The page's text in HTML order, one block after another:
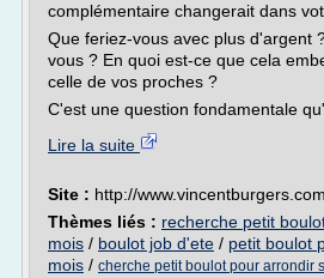
complémentaire changerait dans
Que feriez-vous avec plus d'argent
vous ? En quoi est-ce que cela
celle de vos proches ?
C'est une question fondamentale
Lire la suite
Site : http://www.vincentburgers.com
Thèmes liés : recherche petit
mois / boulot job d'ete / petit boulot
mois / cherche petit boulot pour arrondir